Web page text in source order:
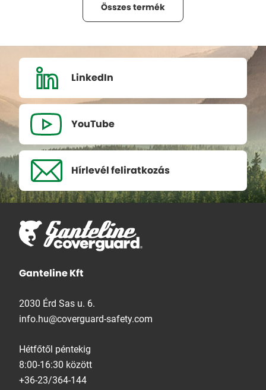
Összes termék
LinkedIn
YouTube
Hírlevél feliratkozás
Ganteline Kft
2030 Érd Sas u. 6.
info.hu@coverguard-safety.com
Hétfőtől péntekig
8:00-16:30 között
+36-23/364-144